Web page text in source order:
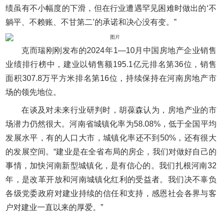
绩虽有不小幅度的下滑，但在行业遭遇罕见困难时做出的‘不
躺平、不赖账、不甘第二’的承诺和决心没有变。”
克而瑞刚刚发布的2024年1—10月中国房地产企业销售
业绩排行榜中，建业以销售额195.1亿元排名第36位，销售
面积307.8万平方米排名第16位，持续保持在河南房地产市
场的领先地位。
在谈及对未来行业研判时，胡葆森认为，房地产业的市
场潜力仍然很大。河南省城镇化率为58.08%，低于全国平均
发展水平，有的人口大市，城镇化率还不到50%，还有很大
的发展空间。“建业是在全省布局的房企，我们对做好自己的
事情，加快河南新型城镇化，是有信心的。我们扎根河南32
年，是改革开放和河南城镇化红利的受益者。我们决不辜负
各级党委政府对建业持续的信任和支持，感恩社会各界与客
户对建业一直以来的厚爱。”